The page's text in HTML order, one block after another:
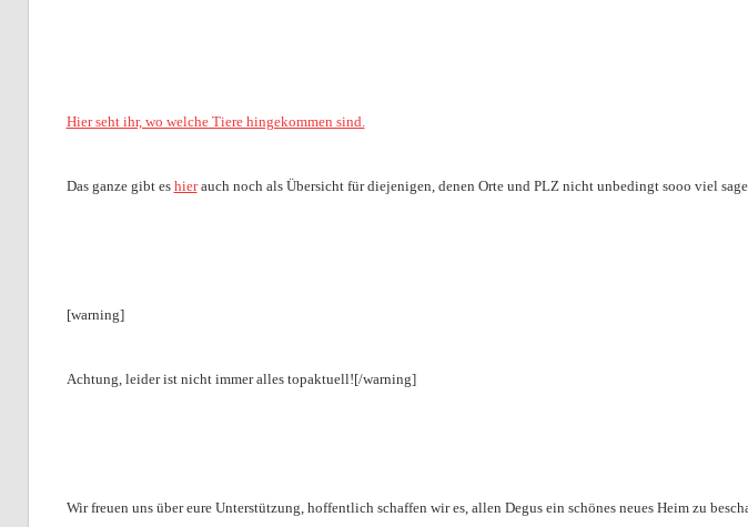
Hier seht ihr, wo welche Tiere hingekommen sind.
Das ganze gibt es hierauch noch als Übersicht für diejenigen, denen Orte und PLZ nicht unbedingt sooo viel
[warning]
Achtung, leider ist nicht immer alles topaktuell![/warning]
Wir freuen uns über eure Unterstützung, hoffentlich schaffen wir es, allen Degus ein schönes neues Heim zu